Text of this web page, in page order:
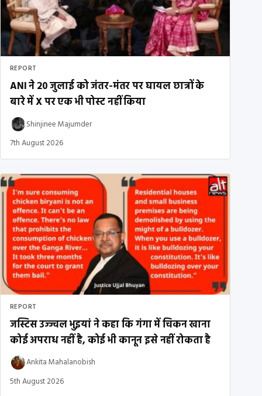
REPORT
ANI ने 20 जुलाई को जंतर-मंतर पर घायल छात्रों के
बारे में X पर एक भी पोस्ट नहीं किया
Shinjinee Majumder
7th August 2026
REPORT
जस्टिस उज्ज्वल भुइयां ने कहा कि गंगा में चिकन खाना
कोई अपराध नहीं है, कोई भी कानून इसे नहीं रोकता है
Ankita Mahalanobish
5th August 2026